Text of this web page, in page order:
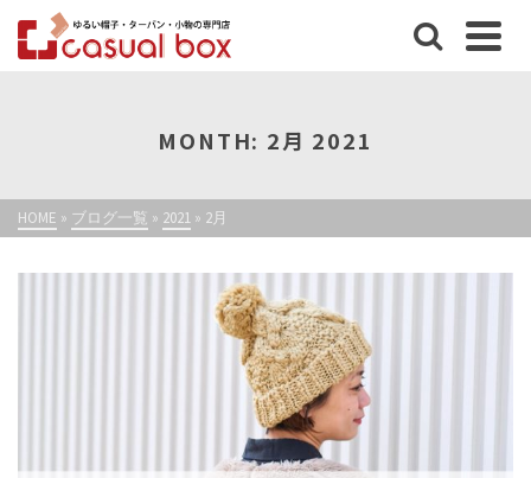
MONTH: 2月 2021
HOME » ブログ一覧 » 2021 » 2月